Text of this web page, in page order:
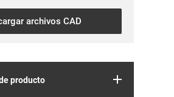
archivos CAD
producto